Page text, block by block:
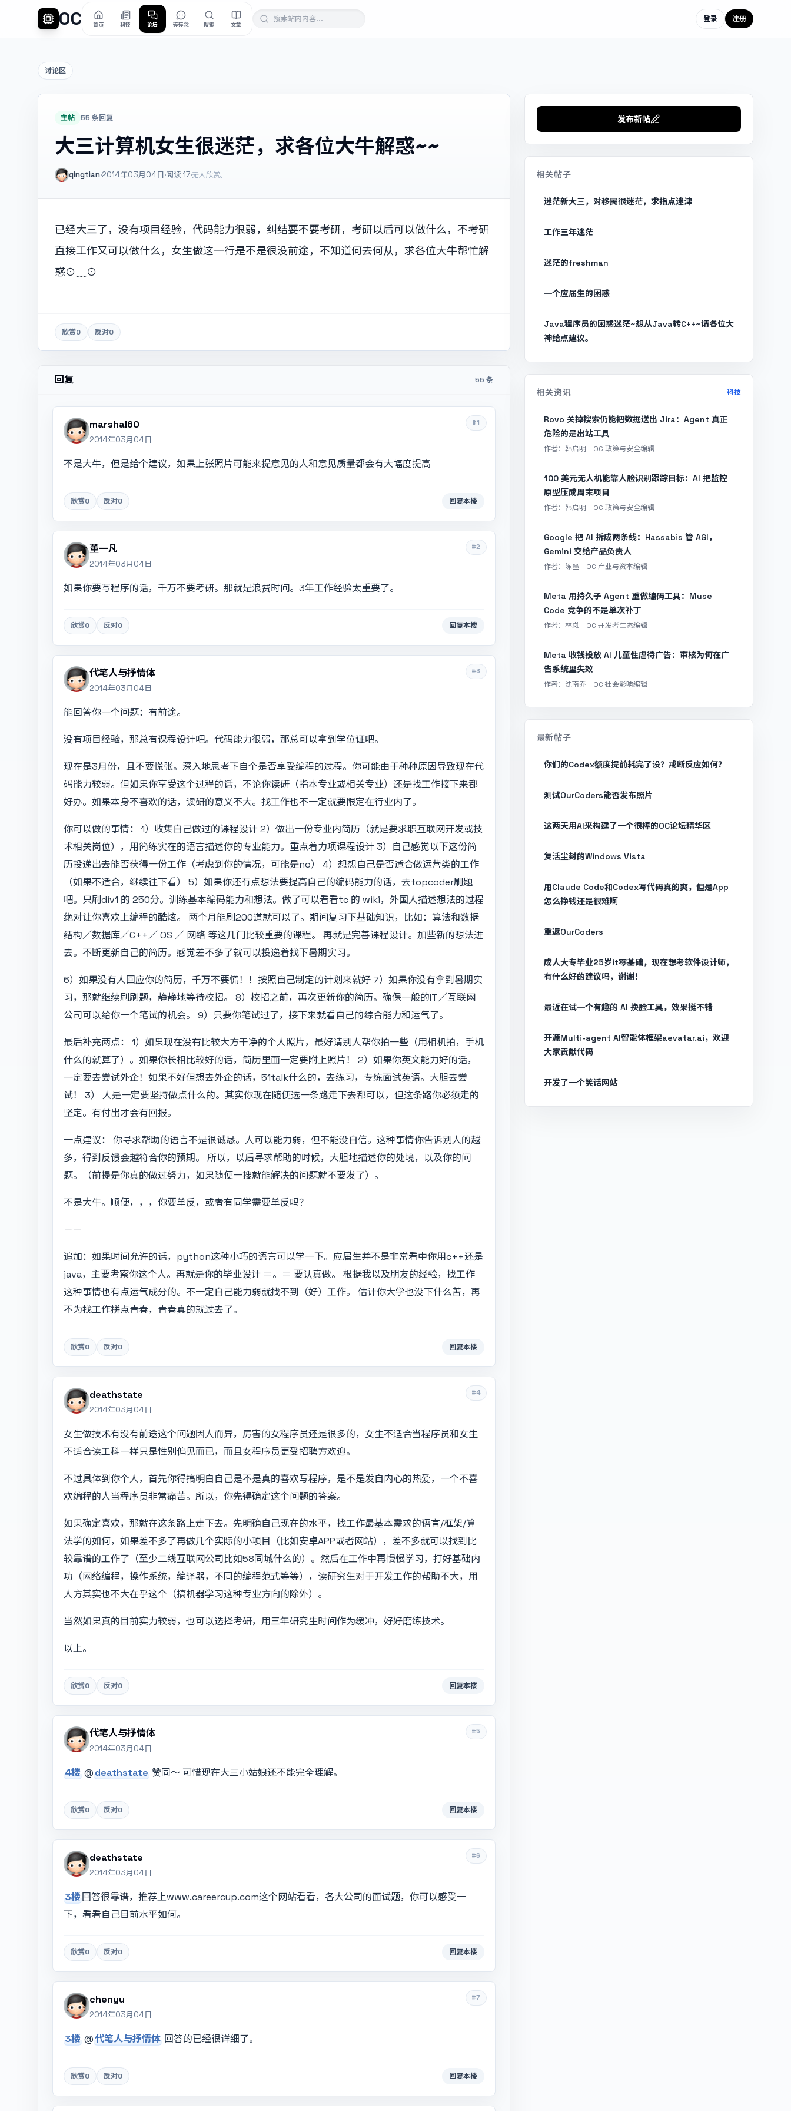
OC 首页 科技 论坛 碎碎念 搜索 文章
登录 注册
讨论区
主帖 55 条回复
大三计算机女生很迷茫，求各位大牛解惑~~
qingtian·2014年03月04日·阅读 17·无人欣赏。
已经大三了，没有项目经验，代码能力很弱，纠结要不要考研，考研以后可以做什么，不考研
直接工作又可以做什么，女生做这一行是不是很没前途，不知道何去何从，求各位大牛帮忙解
惑⊙﹏⊙
欣赏0 反对0
回复 55 条
#1
marshal60
2014年03月04日
不是大牛，但是给个建议，如果上张照片可能来提意见的人和意见质量都会有大幅度提高
欣赏0 反对0 回复本楼
#2
董一凡
2014年03月04日
如果你要写程序的话，千万不要考研。那就是浪费时间。3年工作经验太重要了。
欣赏0 反对0 回复本楼
#3
代笔人与抒情体
2014年03月04日
能回答你一个问题：有前途。
没有项目经验，那总有课程设计吧。代码能力很弱，那总可以拿到学位证吧。
现在是3月份，且不要慌张。深入地思考下自个是否享受编程的过程。你可能由于种种原因导致现在代
码能力较弱。但如果你享受这个过程的话，不论你读研（指本专业或相关专业）还是找工作接下来都
好办。如果本身不喜欢的话，读研的意义不大。找工作也不一定就要限定在行业内了。
你可以做的事情： 1）收集自己做过的课程设计 2）做出一份专业内简历（就是要求职互联网开发或技
术相关岗位），用简练实在的语言描述你的专业能力。重点着力项课程设计 3）自己感觉以下这份简
历投递出去能否获得一份工作（考虑到你的情况，可能是no） 4）想想自己是否适合做运营类的工作
（如果不适合，继续往下看） 5）如果你还有点想法要提高自己的编码能力的话，去topcoder刷题
吧。只刷div1 的 250分。训练基本编码能力和想法。做了可以看看tc 的 wiki，外国人描述想法的过程
绝对让你喜欢上编程的酷炫。 两个月能刷200道就可以了。期间复习下基础知识，比如：算法和数据
结构／数据库／C++／ OS ／ 网络 等这几门比较重要的课程。 再就是完善课程设计。加些新的想法进
去。不断更新自己的简历。感觉差不多了就可以投递着找下暑期实习。
6）如果没有人回应你的简历，千万不要慌！！按照自己制定的计划来就好 7）如果你没有拿到暑期实
习，那就继续刷刷题，静静地等待校招。 8）校招之前，再次更新你的简历。确保一般的IT／互联网
公司可以给你一个笔试的机会。 9）只要你笔试过了，接下来就看自己的综合能力和运气了。
最后补充两点： 1）如果现在没有比较大方干净的个人照片，最好请别人帮你拍一些（用相机拍，手机
什么的就算了）。如果你长相比较好的话，简历里面一定要附上照片！ 2）如果你英文能力好的话，
一定要去尝试外企！如果不好但想去外企的话，51talk什么的，去练习，专练面试英语。大胆去尝
试！ 3） 人是一定要坚持做点什么的。其实你现在随便选一条路走下去都可以，但这条路你必须走的
坚定。有付出才会有回报。
一点建议： 你寻求帮助的语言不是很诚恳。人可以能力弱，但不能没自信。这种事情你告诉别人的越
多，得到反馈会越符合你的预期。 所以，以后寻求帮助的时候，大胆地描述你的处境，以及你的问
题。（前提是你真的做过努力，如果随便一搜就能解决的问题就不要发了）。
不是大牛。顺便，，，你要单反，或者有同学需要单反吗？
－－
追加：如果时间允许的话，python这种小巧的语言可以学一下。应届生并不是非常看中你用c++还是
java，主要考察你这个人。再就是你的毕业设计 ＝。＝ 要认真做。 根据我以及朋友的经验，找工作
这种事情也有点运气成分的。不一定自己能力弱就找不到（好）工作。 估计你大学也没下什么苦，再
不为找工作拼点青春，青春真的就过去了。
欣赏0 反对0 回复本楼
#4
deathstate
2014年03月04日
女生做技术有没有前途这个问题因人而异，厉害的女程序员还是很多的，女生不适合当程序员和女生
不适合读工科一样只是性别偏见而已，而且女程序员更受招聘方欢迎。
不过具体到你个人，首先你得搞明白自己是不是真的喜欢写程序，是不是发自内心的热爱，一个不喜
欢编程的人当程序员非常痛苦。所以，你先得确定这个问题的答案。
如果确定喜欢，那就在这条路上走下去。先明确自己现在的水平，找工作最基本需求的语言/框架/算
法学的如何，如果差不多了再做几个实际的小项目（比如安卓APP或者网站），差不多就可以找到比
较靠谱的工作了（至少二线互联网公司比如58同城什么的）。然后在工作中再慢慢学习，打好基础内
功（网络编程，操作系统，编译器，不同的编程范式等等），读研究生对于开发工作的帮助不大，用
人方其实也不大在乎这个（搞机器学习这种专业方向的除外）。
当然如果真的目前实力较弱，也可以选择考研，用三年研究生时间作为缓冲，好好磨练技术。
以上。
欣赏0 反对0 回复本楼
#5
代笔人与抒情体
2014年03月04日
4楼 @deathstate 赞同～ 可惜现在大三小姑娘还不能完全理解。
欣赏0 反对0 回复本楼
#6
deathstate
2014年03月04日
3楼回答很靠谱，推荐上www.careercup.com这个网站看看，各大公司的面试题，你可以感受一
下，看看自己目前水平如何。
欣赏0 反对0 回复本楼
#7
chenyu
2014年03月04日
3楼 @代笔人与抒情体 回答的已经很详细了。
欣赏0 反对0 回复本楼
发布新帖
相关帖子
迷茫新大三，对移民很迷茫，求指点迷津
工作三年迷茫
迷茫的freshman
一个应届生的困惑
Java程序员的困惑迷茫~想从Java转C++~请各位大
神给点建议。
相关资讯 科技
Rovo 关掉搜索仍能把数据送出 Jira：Agent 真正
危险的是出站工具
作者：韩启明｜OC 政策与安全编辑
100 美元无人机能靠人脸识别跟踪目标：AI 把监控
原型压成周末项目
作者：韩启明｜OC 政策与安全编辑
Google 把 AI 拆成两条线：Hassabis 管 AGI，
Gemini 交给产品负责人
作者：陈墨｜OC 产业与资本编辑
Meta 用持久子 Agent 重做编码工具：Muse
Code 竞争的不是单次补丁
作者：林岚｜OC 开发者生态编辑
Meta 收钱投放 AI 儿童性虐待广告：审核为何在广
告系统里失效
作者：沈南乔｜OC 社会影响编辑
最新帖子
你们的Codex额度提前耗完了没？戒断反应如何？
测试OurCoders能否发布照片
这两天用AI来构建了一个很棒的OC论坛精华区
复活尘封的Windows Vista
用Claude Code和Codex写代码真的爽，但是App
怎么挣钱还是很难啊
重返OurCoders
成人大专毕业25岁it零基础，现在想考软件设计师，
有什么好的建议吗，谢谢！
最近在试一个有趣的 AI 换脸工具，效果挺不错
开源Multi-agent AI智能体框架aevatar.ai，欢迎
大家贡献代码
开发了一个笑话网站